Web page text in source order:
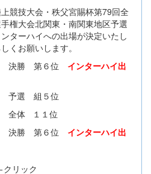
競技大会・秩父宮賜杯第79回全
権大会北関東・南関東地区予選
ターハイへの出場が決定いたし
くお願いします。
勝 第６位 インターハイ出
選 組５位
全体 １１位
勝 第６位 インターハイ出
リック